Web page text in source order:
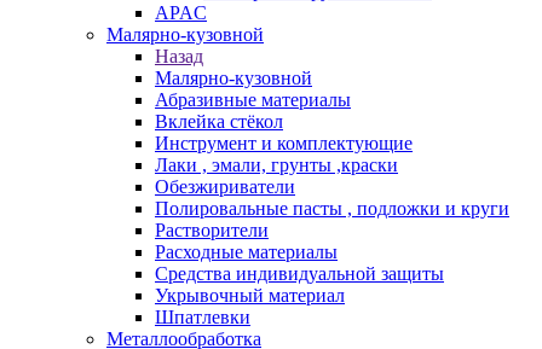
APAC
Малярно-кузовной
Назад
Малярно-кузовной
Абразивные материалы
Вклейка стёкол
Инструмент и комплектующие
Лаки , эмали, грунты ,краски
Обезжириватели
Полировальные пасты , подложки и круги
Растворители
Расходные материалы
Средства индивидуальной защиты
Укрывочный материал
Шпатлевки
Металлообработка